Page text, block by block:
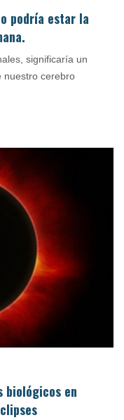
podría estar la
significaría un
nuestro cerebro
en